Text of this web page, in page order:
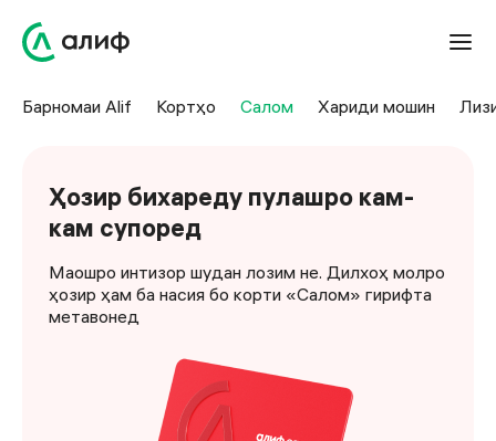
Барномаи Alif Кортҳо Салом Хариди мошин
Ҳозир бихареду пулашро кам-
кам супоред
Маошро интизор шудан лозим не. Дилхоҳ молро
ҳозир ҳам ба насия бо корти «Салом» гирифта
метавонед